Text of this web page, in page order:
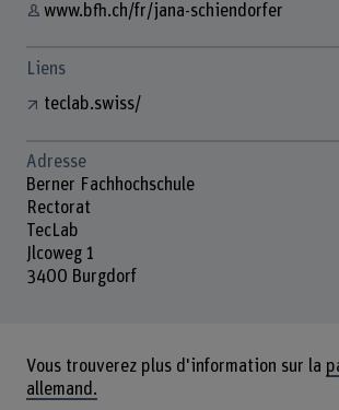
www.bfh.ch/fr/jana-schiendorfer
Liens
teclab.swiss/
Adresse
Berner Fachhochschule
Rectorat
TecLab
Jlcoweg 1
3400 Burgdorf
Vous trouverez plus d'information sur la
allemand.